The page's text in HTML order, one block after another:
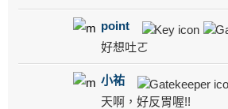
point
好想吐ㄛ
小祐
天啊，好反胃喔!!